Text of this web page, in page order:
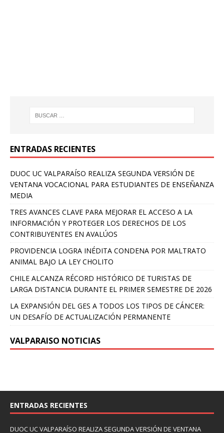
ENTRADAS RECIENTES
DUOC UC VALPARAÍSO REALIZA SEGUNDA VERSIÓN DE
VENTANA VOCACIONAL PARA ESTUDIANTES DE ENSEÑANZA
MEDIA
TRES AVANCES CLAVE PARA MEJORAR EL ACCESO A LA
INFORMACIÓN Y PROTEGER LOS DERECHOS DE LOS
CONTRIBUYENTES EN AVALÚOS
PROVIDENCIA LOGRA INÉDITA CONDENA POR MALTRATO
ANIMAL BAJO LA LEY CHOLITO
CHILE ALCANZA RÉCORD HISTÓRICO DE TURISTAS DE
LARGA DISTANCIA DURANTE EL PRIMER SEMESTRE DE 2026
LA EXPANSIÓN DEL GES A TODOS LOS TIPOS DE CÁNCER:
UN DESAFÍO DE ACTUALIZACIÓN PERMANENTE
VALPARAISO NOTICIAS
ENTRADAS RECIENTES
DUOC UC VALPARAÍSO REALIZA SEGUNDA VERSIÓN DE VENTANA